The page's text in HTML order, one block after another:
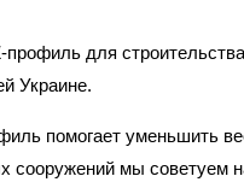
для
Украине.
помогает уменьшить
мы советуем